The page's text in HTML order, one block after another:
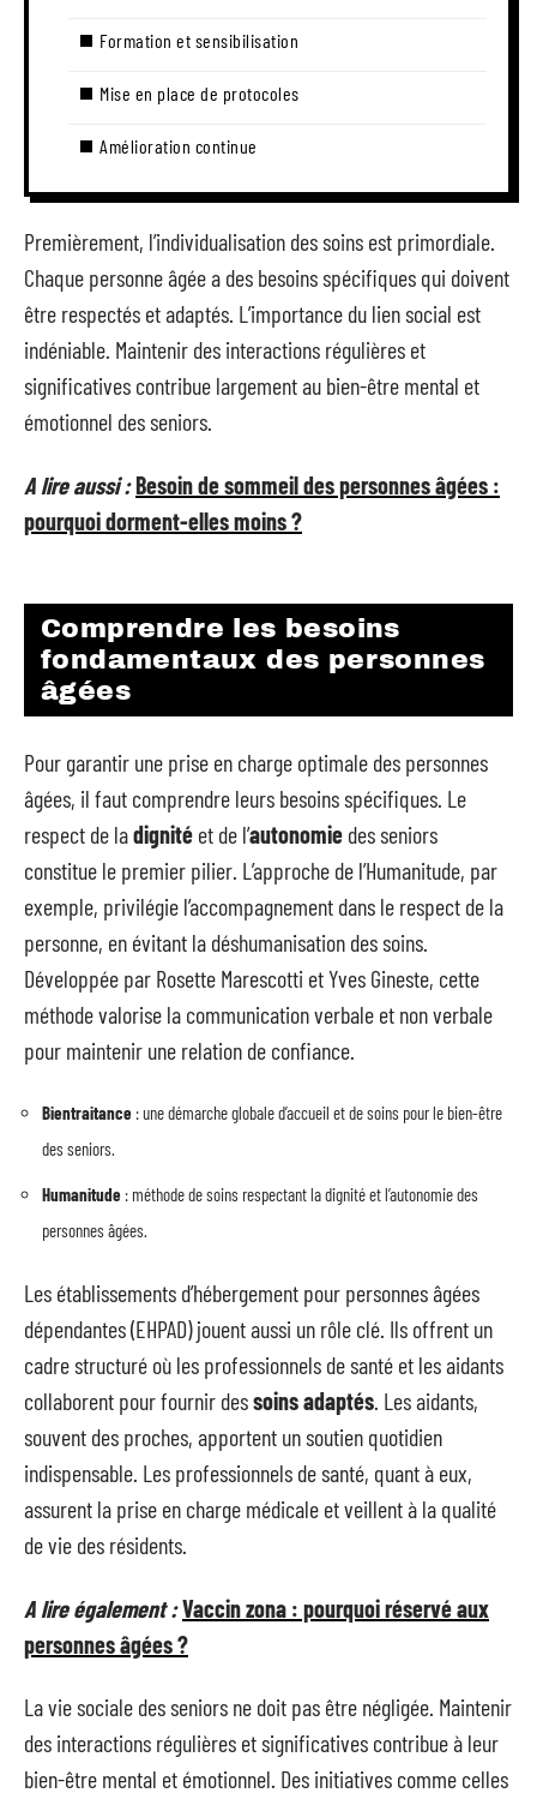
Formation et sensibilisation
Mise en place de protocoles
Amélioration continue
Premièrement, l’individualisation des soins est primordiale.
Chaque personne âgée a des besoins spécifiques qui doivent
être respectés et adaptés. L’importance du lien social est
indéniable. Maintenir des interactions régulières et
significatives contribue largement au bien-être mental et
émotionnel des seniors.
A lire aussi :Besoin de sommeil des personnes âgées :
pourquoi dorment-elles moins ?
Comprendre les besoins
fondamentaux des personnes
âgées
Pour garantir une prise en charge optimale des personnes
âgées, il faut comprendre leurs besoins spécifiques. Le
respect de ladignité et de l’autonomie des seniors
constitue le premier pilier. L’approche de l’Humanitude, par
exemple, privilégie l’accompagnement dans le respect de la
personne, en évitant la déshumanisation des soins.
Développée par Rosette Marescotti et Yves Gineste, cette
méthode valorise la communication verbale et non verbale
pour maintenir une relation de confiance.
Bientraitance : une démarche globale d’accueil et de soins pour le bien-être
des seniors.
Humanitude : méthode de soins respectant la dignité et l’autonomie des
personnes âgées.
Les établissements d’hébergement pour personnes âgées
dépendantes (EHPAD) jouent aussi un rôle clé. Ils offrent un
cadre structuré où les professionnels de santé et les aidants
collaborent pour fournir dessoins adaptés. Les aidants,
souvent des proches, apportent un soutien quotidien
indispensable. Les professionnels de santé, quant à eux,
assurent la prise en charge médicale et veillent à la qualité
de vie des résidents.
A lire également :Vaccin zona : pourquoi réservé aux
personnes âgées ?
La vie sociale des seniors ne doit pas être négligée. Maintenir
des interactions régulières et significatives contribue à leur
bien-être mental et émotionnel. Des initiatives comme celles